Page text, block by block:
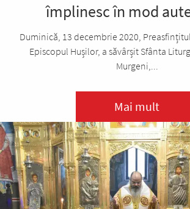
împlinesc în mod
Duminică, 13 decembrie 2020,
Episcopul Hușilor, a săvârșit Sfânta
Murgeni,...
Mai mult